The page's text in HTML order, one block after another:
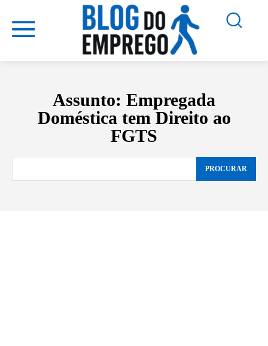
Assunto: Empregada
Doméstica tem Direito ao
FGTS
PROCURAR